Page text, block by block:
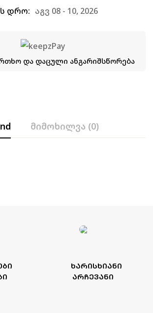
დრო: აგვ 08 - 10, 2026
და დაცული ანგარიშსწორება
მიმოხილვა (0)
ᲮᲐᲠᲘᲡᲮᲘᲐᲜᲘ
ᲐᲠᲩᲔᲕᲐᲜᲘ